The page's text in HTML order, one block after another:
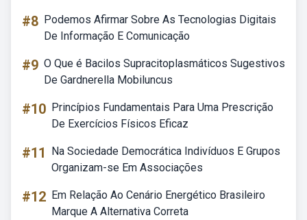
#8 Podemos Afirmar Sobre As Tecnologias Digitais
De Informação E Comunicação
#9 O Que é Bacilos Supracitoplasmáticos Sugestivos
De Gardnerella Mobiluncus
#10 Princípios Fundamentais Para Uma Prescrição
De Exercícios Físicos Eficaz
#11
Na Sociedade Democrática Indivíduos E Grupos
Organizam-se Em Associações
#12 Em Relação Ao Cenário Energético Brasileiro
Marque A Alternativa Correta